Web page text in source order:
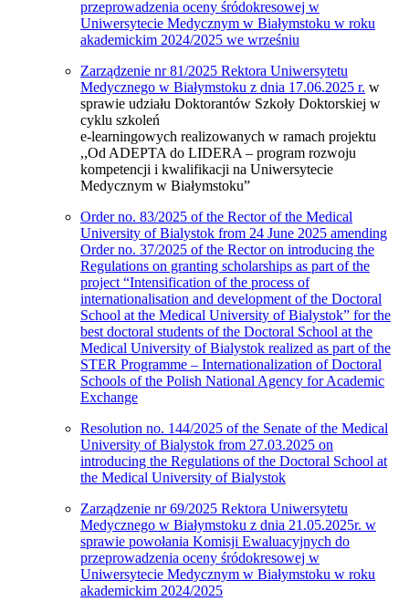
przeprowadzenia oceny śródokresowej w
Uniwersytecie Medycznym w Białymstoku w roku
akademickim 2024/2025 we wrześniu
Zarządzenie nr 81/2025 Rektora Uniwersytetu
Medycznego w Białymstoku z dnia 17.06.2025 r. w
sprawie udziału Doktorantów Szkoły Doktorskiej w
cyklu szkoleń
e-learningowych realizowanych w ramach projektu
,,Od ADEPTA do LIDERA – program rozwoju
kompetencji i kwalifikacji na Uniwersytecie
Medycznym w Białymstoku”
Order no. 83/2025 of the Rector of the Medical
University of Bialystok from 24 June 2025 amending
Order no. 37/2025 of the Rector on introducing the
Regulations on granting scholarships as part of the
project “Intensification of the process of
internationalisation and development of the Doctoral
School at the Medical University of Bialystok” for the
best doctoral students of the Doctoral School at the
Medical University of Bialystok realized as part of the
STER Programme – Internationalization of Doctoral
Schools of the Polish National Agency for Academic
Exchange
Resolution no. 144/2025 of the Senate of the Medical
University of Bialystok from 27.03.2025 on
introducing the Regulations of the Doctoral School at
the Medical University of Bialystok
Zarządzenie nr 69/2025 Rektora Uniwersytetu
Medycznego w Białymstoku z dnia 21.05.2025r. w
sprawie powołania Komisji Ewaluacyjnych do
przeprowadzenia oceny śródokresowej w
Uniwersytecie Medycznym w Białymstoku w roku
akademickim 2024/2025